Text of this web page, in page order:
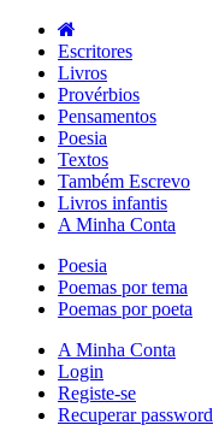
Escritores
Livros
Provérbios
Pensamentos
Poesia
Textos
Também Escrevo
Livros infantis
A Minha Conta
Poesia
Poemas por tema
Poemas por poeta
A Minha Conta
Login
Registe-se
Recuperar password